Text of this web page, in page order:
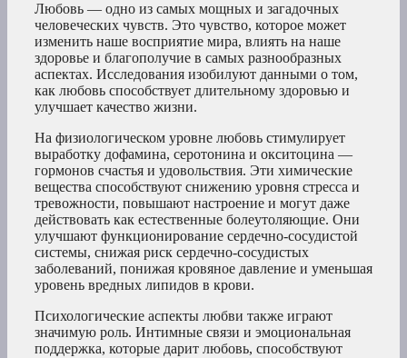
Любовь — одно из самых мощных и загадочных
человеческих чувств. Это чувство, которое может
изменить наше восприятие мира, влиять на наше
здоровье и благополучие в самых разнообразных
аспектах. Исследования изобилуют данными о том,
как любовь способствует длительному здоровью и
улучшает качество жизни.
На физиологическом уровне любовь стимулирует
выработку дофамина, серотонина и окситоцина —
гормонов счастья и удовольствия. Эти химические
вещества способствуют снижению уровня стресса и
тревожности, повышают настроение и могут даже
действовать как естественные болеутоляющие. Они
улучшают функционирование сердечно-сосудистой
системы, снижая риск сердечно-сосудистых
заболеваний, понижая кровяное давление и уменьшая
уровень вредных липидов в крови.
Психологические аспекты любви также играют
значимую роль. Интимные связи и эмоциональная
поддержка, которые дарит любовь, способствуют